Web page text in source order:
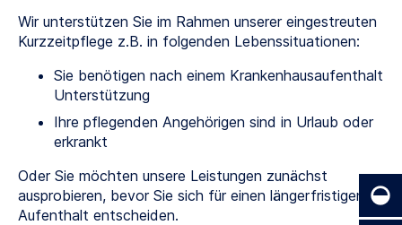
Wir unterstützen Sie im Rahmen unserer eingestreuten
Kurzzeitpflege z.B. in folgenden Lebenssituationen:
Sie benötigen nach einem Krankenhausaufenthalt
Unterstützung
Ihre pflegenden Angehörigen sind in Urlaub oder
erkrankt
Oder Sie möchten unsere Leistungen zunächst
ausprobieren, bevor Sie sich für einen längerfristigen
Aufenthalt entscheiden.